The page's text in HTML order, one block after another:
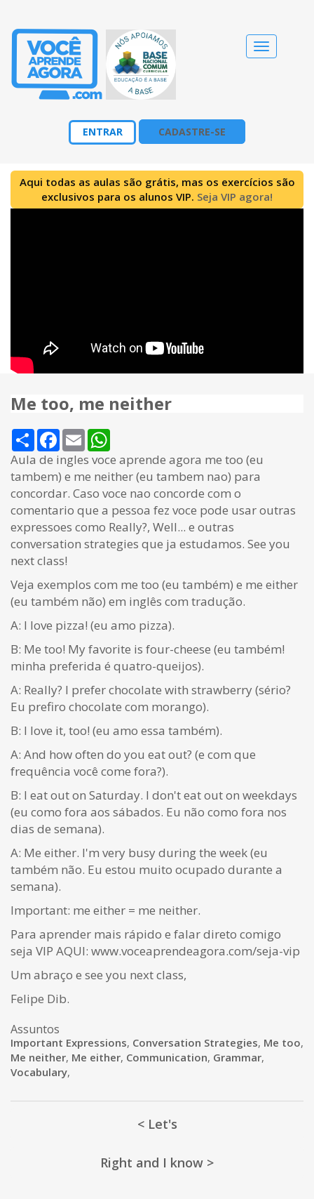
Alternar
navegação
ENTRAR CADASTRE-SE
Aqui todas as aulas são grátis, mas os exercícios são
exclusivos para os alunos VIP. Seja VIP agora!
Me too, me neither
Share Facebook
Email
Aula de ingles voce aprende agora me too (eu
tambem) e me neither (eu tambem nao) para
concordar. Caso voce nao concorde com o
comentario que a pessoa fez voce pode usar outras
expressoes como Really?, Well... e outras
conversation strategies que ja estudamos. See you
next class!
Veja exemplos com me too (eu também) e me either
(eu também não) em inglês com tradução.
A: I love pizza! (eu amo pizza).
B: Me too! My favorite is four-cheese (eu também!
minha preferida é quatro-queijos).
A: Really? I prefer chocolate with strawberry (sério?
Eu prefiro chocolate com morango).
B: I love it, too! (eu amo essa também).
A: And how often do you eat out? (e com que
frequência você come fora?).
B: I eat out on Saturday. I don't eat out on weekdays
(eu como fora aos sábados. Eu não como fora nos
dias de semana).
A: Me either. I'm very busy during the week (eu
também não. Eu estou muito ocupado durante a
semana).
Important: me either = me neither.
Para aprender mais rápido e falar direto comigo
seja VIP AQUI: www.voceaprendeagora.com/seja-vip
Um abraço e see you next class,
Felipe Dib.
Assuntos
Important Expressions, Conversation Strategies, Me too,
Me neither, Me either, Communication, Grammar,
Vocabulary,
< Let's
Right and I know >